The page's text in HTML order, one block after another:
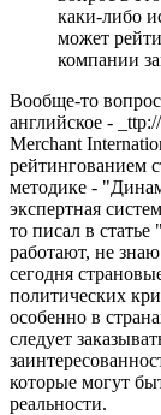
каки-либо
может
компании
Вообще-то
английское -
Merchant
рейтингованием
методике -
экспертная
то писал в
работают, не
сегодня
политических
особенно в
следует
которые могут
реальности.